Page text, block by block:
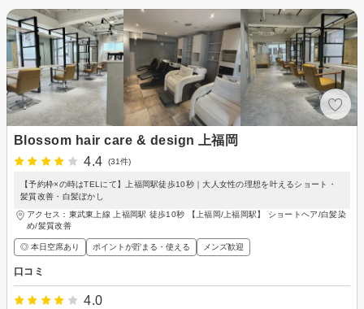
Blossom hair care & design 上福岡
4.4
(31件)
【予約枠×の時はTELにて】上福岡駅徒歩10秒｜大人女性の理想を叶えるショート・
髪質改善・白髪ぼかし
アクセス：東武東上線 上福岡駅 徒歩10秒 【上福岡/上福岡駅】 ショートヘア/白髪染
め/髪質改善
◎ 本日空席あり ポイントが貯まる・使える メンズ歓迎
口コミ
4.0